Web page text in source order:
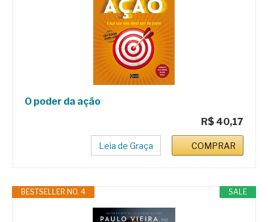
O poder da ação
R$ 40,17
Leia de Graça COMPRAR
SALE
BESTSELLER NO. 4